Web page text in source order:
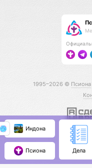
1995–2026 © Псиона
Индона
Псиона Дела